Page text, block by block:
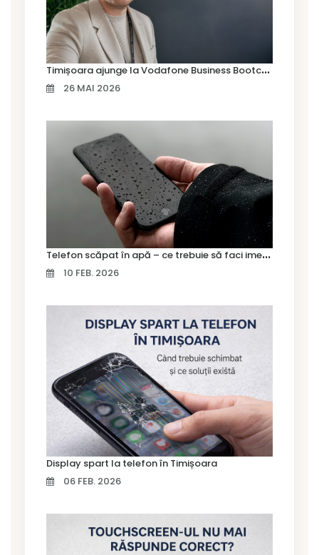
T
imișoara ajunge la Vodafone Business Bootcamp prin Marius Cermian de la Armour România
26 MAI 2026
T
elefon scăpat în apă – ce trebuie să faci imediat și ce greșeli să eviți
10 FEB. 2026
Display spart la telefon în Timișoara
06 FEB. 2026